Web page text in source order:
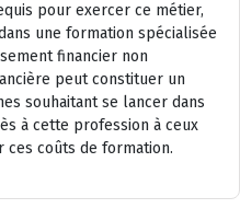
pour exercer ce métier,
une formation spécialisée
financier non
peut constituer un
souhaitant se lancer dans
à cette profession à ceux
coûts de formation.